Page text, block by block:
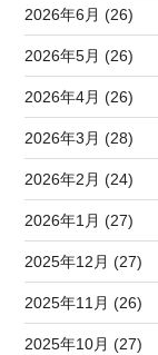
2026年6月 (26)
2026年5月 (26)
2026年4月 (26)
2026年3月 (28)
2026年2月 (24)
2026年1月 (27)
2025年12月 (27)
2025年11月 (26)
2025年10月 (27)